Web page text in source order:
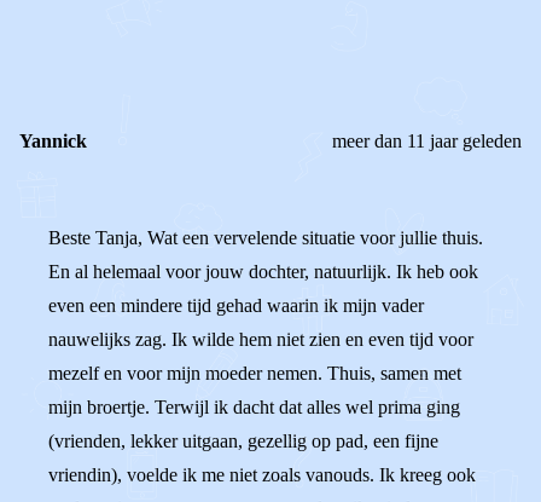
Yannick meer dan 11 jaar geleden
Beste Tanja, Wat een vervelende situatie voor jullie thuis.
En al helemaal voor jouw dochter, natuurlijk. Ik heb ook
even een mindere tijd gehad waarin ik mijn vader
nauwelijks zag. Ik wilde hem niet zien en even tijd voor
mezelf en voor mijn moeder nemen. Thuis, samen met
mijn broertje. Terwijl ik dacht dat alles wel prima ging
(vrienden, lekker uitgaan, gezellig op pad, een fijne
vriendin), voelde ik me niet zoals vanouds. Ik kreeg ook